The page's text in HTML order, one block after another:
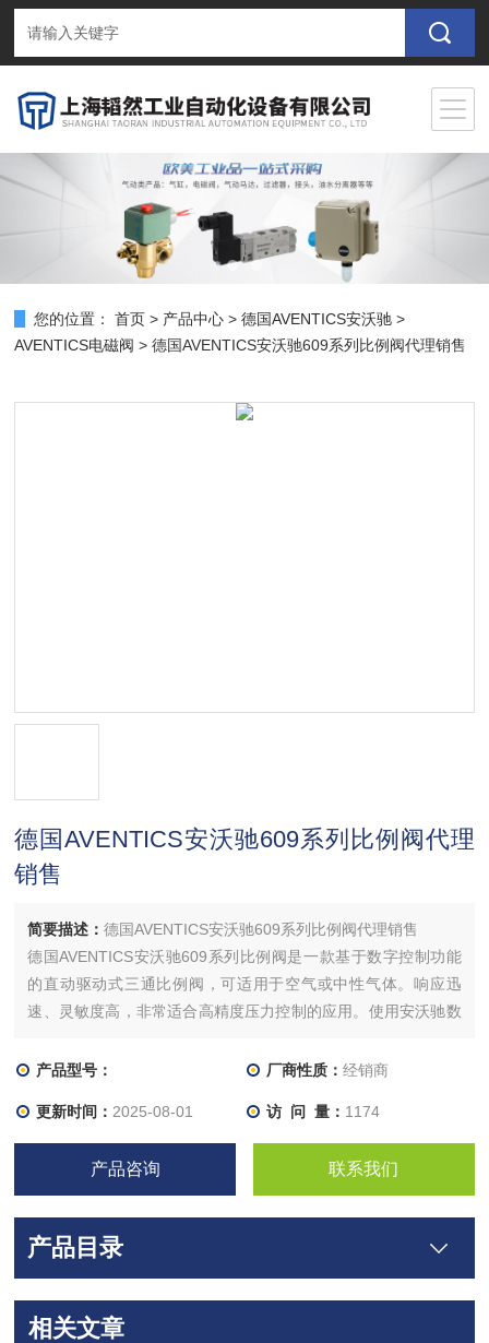
您的位置： 首页 > 产品中心 >德国AVENTICS安沃驰 >
AVENTICS电磁阀 > 德国AVENTICS安沃驰609系列比例阀代理销售
德国AVENTICS安沃驰609系列比例阀代理
销售
简要描述：德国AVENTICS安沃驰609系列比例阀代理销售
德国AVENTICS安沃驰609系列比例阀是一款基于数字控制功能
的直动驱动式三通比例阀，可适用于空气或中性气体。响应迅
速、灵敏度高，非常适合高精度压力控制的应用。使用安沃驰数
连续的控制 压力、流量和方向，又不需要其控制精度很 高的液
产品型号： 厂商性质： 经销商
更新时间： 2025-08-01 访 问 量： 1174
产品咨询 联系我们
产品目录
相关文章